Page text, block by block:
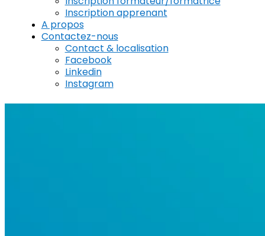
Inscription apprenant
A propos
Contactez-nous
Contact & localisation
Facebook
Linkedin
Instagram